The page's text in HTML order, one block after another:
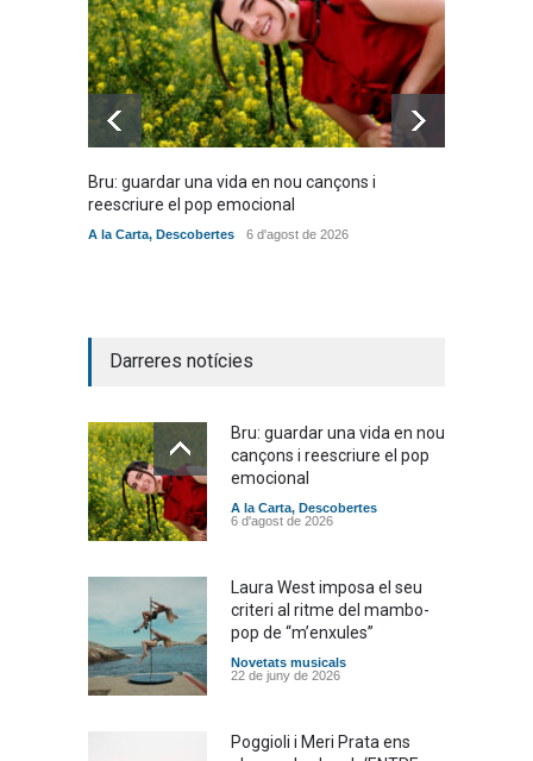
Bru: guardar una vida en nou cançons i
reescriure el pop emocional
A la Carta, Descobertes 6 d'agost de 2026
Darreres notícies
Bru: guardar una vida en nou
cançons i reescriure el pop
emocional
A la Carta, Descobertes
6 d'agost de 2026
Laura West imposa el seu
criteri al ritme del mambo-
pop de “m’enxules”
Novetats musicals
22 de juny de 2026
Poggioli i Meri Prata ens